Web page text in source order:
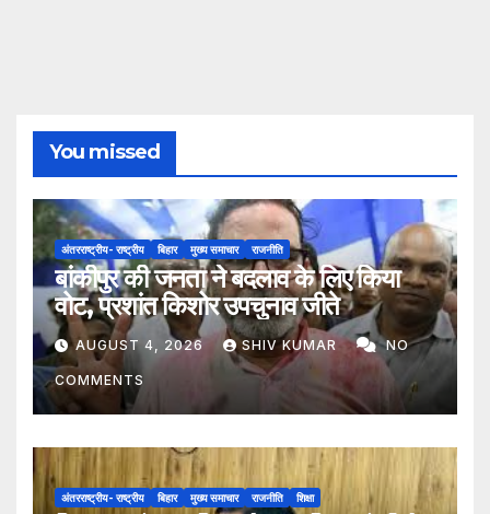
You missed
अंतरराष्ट्रीय- राष्ट्रीय बिहार मुख्य समाचार राजनीति
बांकीपुर की जनता ने बदलाव के लिए किया
वोट, प्रशांत किशोर उपचुनाव जीते
AUGUST 4, 2026 SHIV KUMAR NO
COMMENTS
अंतरराष्ट्रीय- राष्ट्रीय बिहार मुख्य समाचार राजनीति शिक्षा